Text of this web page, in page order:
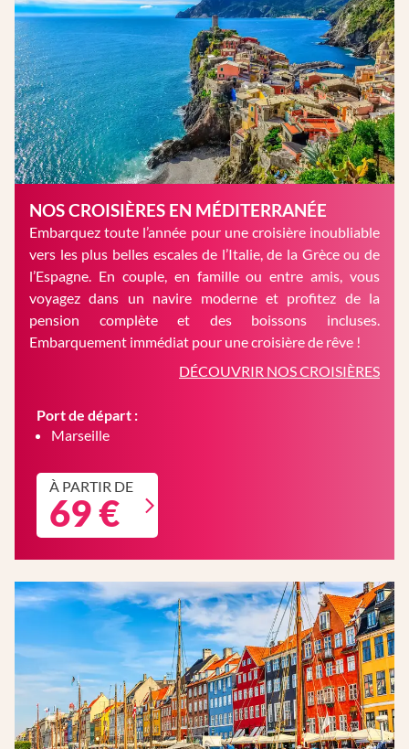
NOS CROISIÈRES EN MÉDITERRANÉE
Embarquez toute l’année pour une croisière inoubliable
vers les plus belles escales de l’Italie, de la Grèce ou de
l’Espagne. En couple, en famille ou entre amis, vous
voyagez dans un navire moderne et profitez de la
pension complète et des boissons incluses.
Embarquement immédiat pour une croisière de rêve !
DÉCOUVRIR NOS CROISIÈRES
Port de départ :
Marseille
À PARTIR DE
69 €